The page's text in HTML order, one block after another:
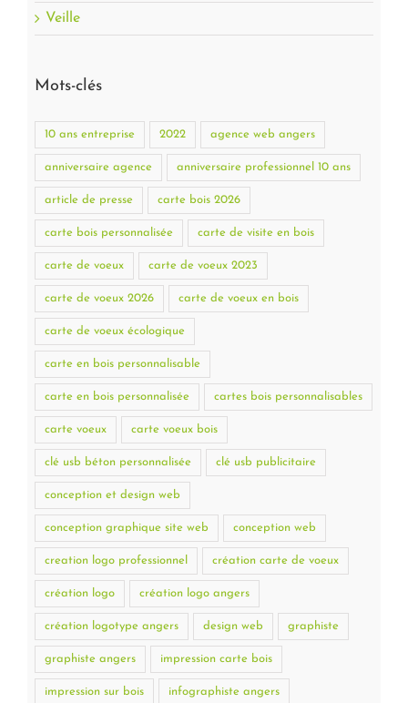
Veille
Mots-clés
10 ans entreprise 2022 agence web angers
anniversaire agence anniversaire professionnel 10 ans
article de presse carte bois 2026
carte bois personnalisée carte de visite en bois
carte de voeux carte de voeux 2023
carte de voeux 2026 carte de voeux en bois
carte de voeux écologique
carte en bois personnalisable
carte en bois personnalisée cartes bois personnalisables
carte voeux carte voeux bois
clé usb béton personnalisée clé usb publicitaire
conception et design web
conception graphique site web conception web
creation logo professionnel création carte de voeux
création logo création logo angers
création logotype angers design web graphiste
graphiste angers impression carte bois
impression sur bois infographiste angers